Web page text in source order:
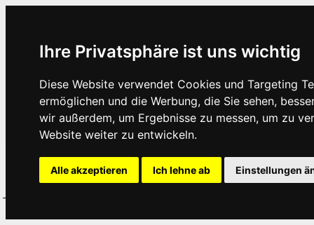
Ihre Privatsphäre ist uns wichtig
Diese Website verwendet Cookies und Targeting
ermöglichen und die Werbung, die Sie sehen,
wir außerdem, um Ergebnisse zu messen, um zu
Website weiter zu entwickeln.
Alle akzeptieren Ich lehne ab Einstellungen